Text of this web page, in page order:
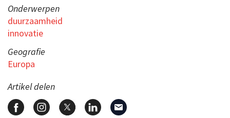
Onderwerpen
duurzaamheid
innovatie
Geografie
Europa
Artikel delen